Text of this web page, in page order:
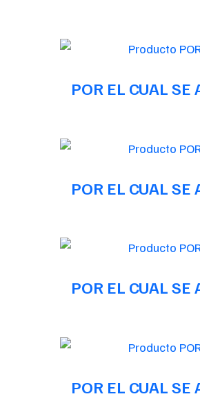
POR EL CUAL
POR EL CUAL
POR EL CUAL
POR EL CUAL